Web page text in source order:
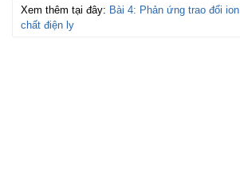
Xem thêm tại đây: Bài 4: Phản ứng trao đổi
chất điện ly